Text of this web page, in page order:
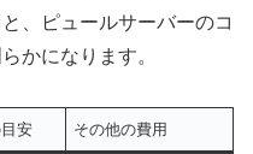
、ピュールサーバーのコ
かになります。
安 その他の費用